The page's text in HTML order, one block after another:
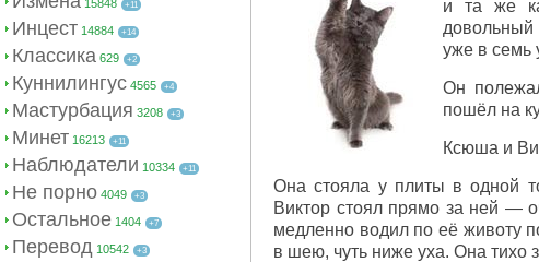
15848 +11
Инцест 14884 +14
Классика 629 +2
Куннилингус 4565 +4
Мастурбация 3208 +3
Минет 16213 +11
Наблюдатели 10334 +11
Не порно 4049 +3
Остальное 1404 +7
Перевод 10542 +3
и та же
довольный
уже в семь
Он
пошёл на
Ксюша и
Она стояла у плиты в одной
Виктор стоял прямо за ней —
медленно водил по её животу
в шею, чуть ниже уха. Она тихо